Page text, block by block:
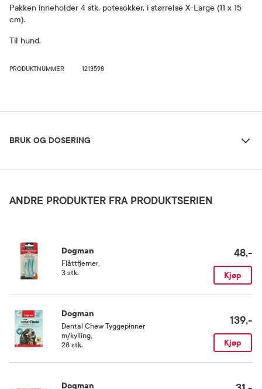
Pakken inneholder 4 stk. potesokker, i størrelse X-Large (11 x 15
cm).
Til hund.
PRODUKTNUMMER 1213598
BRUK OG DOSERING
Rom (15-25 grader)
ANDRE PRODUKTER FRA PRODUKTSERIEN
Dogman
Flåttfjerner
3 stk.
48,-
Kjøp
Dogman
Dental Chew Tyggepinner
m/kylling
28 stk.
139,-
Kjøp
Dogman